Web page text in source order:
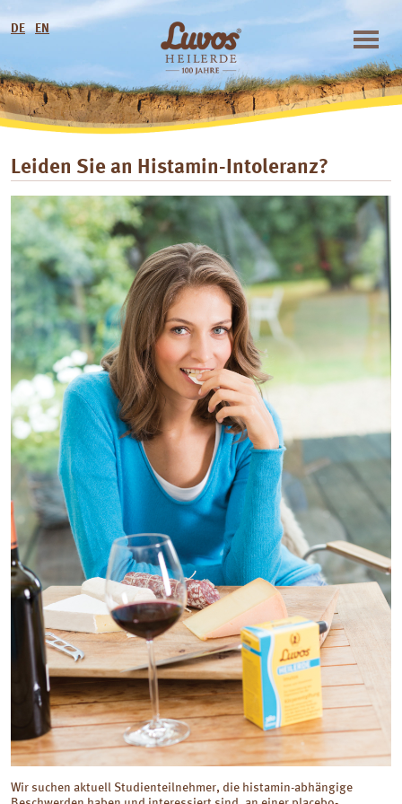
DE EN
Leiden Sie an Histamin-Intoleranz?
Wir suchen aktuell Studienteilnehmer, die histamin-abhängige